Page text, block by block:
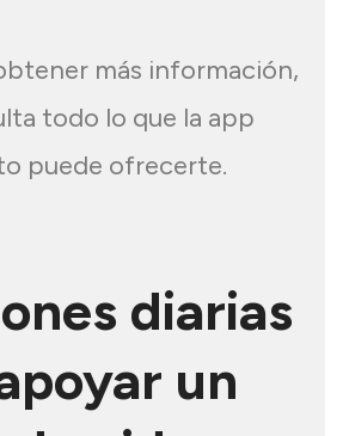
más información,
todo lo que la app
puede ofrecerte.
diarias
un